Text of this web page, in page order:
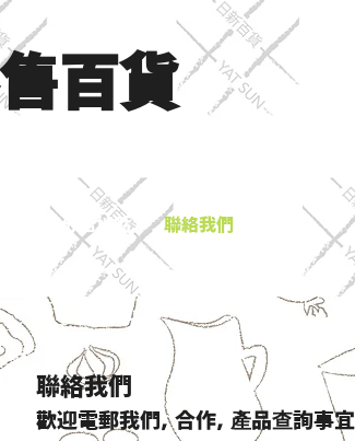
百貨
分店地點 聯絡我們
聯絡我們
歡迎電郵我們, 合作, 產品查詢事宜